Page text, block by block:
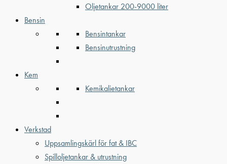
Oljetankar 200-9000 liter
Bensin
Bensintankar
Bensinutrustning
Kem
Kemikalietankar
Verkstad
Uppsamlingskärl för fat & IBC
Spilloljetankar & utrustning